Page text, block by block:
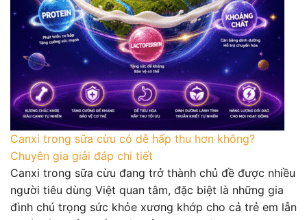
Canxi trong sữa cừu có dễ hấp thu hơn không?
Chuyên gia giải đáp chi tiết
Canxi trong sữa cừu đang trở thành chủ đề được nhiều
người tiêu dùng Việt quan tâm, đặc biệt là những gia
đình chú trọng sức khỏe xương khớp cho cả trẻ em lẫn